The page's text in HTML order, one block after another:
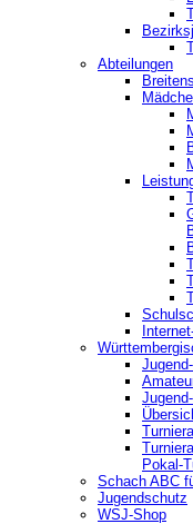
Abteilungen
Pokal-
Schach ABC
Jugendschutz
WSJ-Shop